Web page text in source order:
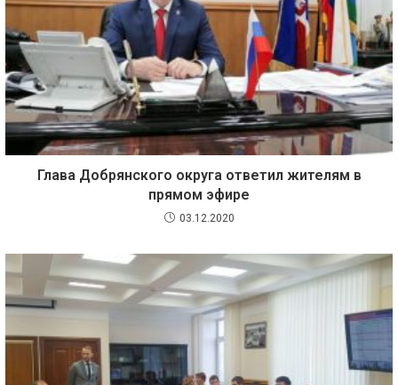
Глава Добрянского округа ответил жителям в
прямом эфире
03.12.2020